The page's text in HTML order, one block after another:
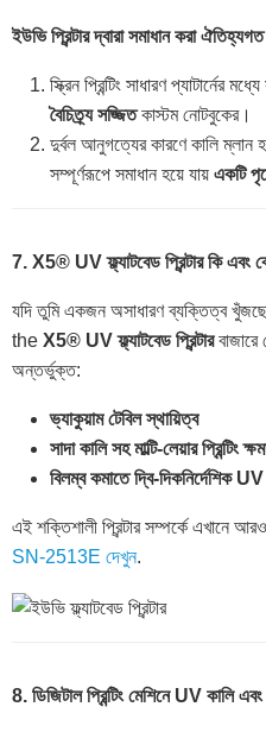
ইউভি প্রিন্টার দ্বারা সমাধান করা ঐতিহ্যগত
স্ক্রিন প্রিন্টিং সাধারণ প্যাটার্নের
বৈচিত্র্য সজ্জিতকাস্টম নোটবুকের।
দুর্বল আনুগত্যের কারণে কালি
সম্পূর্ণরূপে সমাধান হয়ে যায় একটি
7. X5® UV ফ্ল্যাটবেড প্রিন্টার কি এবং
যদি তুমি একজন অসাধারণ ব্যক্তিত্ব
the X5® UV ফ্ল্যাটবেড প্রিন্টারবাজারে
অন্তর্ভুক্ত:
ভ্যাকুয়াম টেবিল স্থায়িত্ব
সাদা কালি সহ মাল্টি-লেয়ার প্রিন্টিং
বিলম্ব কমাতে দ্বি-দিকনির্দেশিক UV
এই শক্তিশালী প্রিন্টার সম্পর্কে এখানে
SN-2513E দেখুন.
8. ডিজিটাল প্রিন্টিং মেশিনে UV কালি